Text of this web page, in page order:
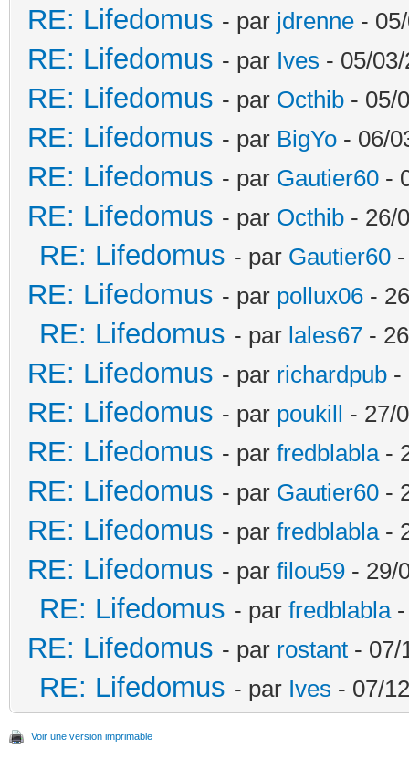
RE: Lifedomus - par jdrenne -
RE: Lifedomus - par Ives - 05/
RE: Lifedomus - par Octhib - 05/
RE: Lifedomus - par BigYo - 06/
RE: Lifedomus - par Gautier60 -
RE: Lifedomus - par Octhib - 26/
RE: Lifedomus - par Gautier60
RE: Lifedomus - par pollux06 -
RE: Lifedomus - par lales67 -
RE: Lifedomus - par richardpub -
RE: Lifedomus - par poukill - 27/
RE: Lifedomus - par fredblabla-
RE: Lifedomus - par Gautier60 -
RE: Lifedomus - par fredblabla-
RE: Lifedomus - par filou59 - 29/
RE: Lifedomus - par fredblabla-
RE: Lifedomus - par rostant - 07/
RE: Lifedomus - par Ives - 07/
Voir une version imprimable